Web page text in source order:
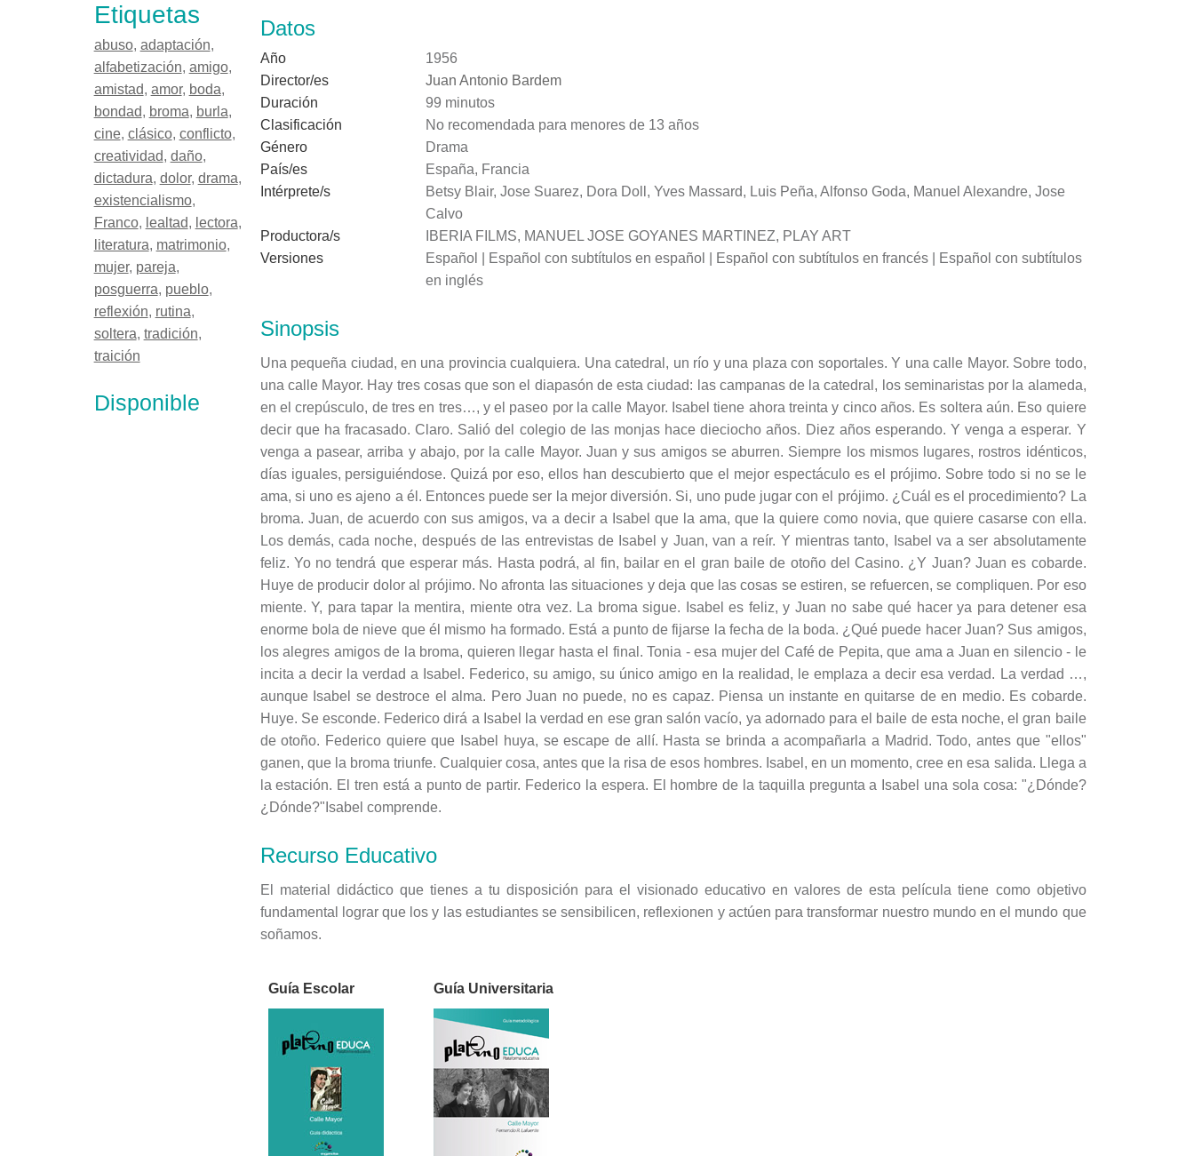
Etiquetas
abuso, adaptación,
alfabetización, amigo,
amistad, amor, boda,
bondad, broma, burla,
cine, clásico, conflicto,
creatividad, daño,
dictadura, dolor, drama,
existencialismo,
Franco, lealtad, lectora,
literatura, matrimonio,
mujer, pareja,
posguerra, pueblo,
reflexión, rutina,
soltera, tradición,
traición
Disponible
Datos
Año
1956
Director/es
Juan Antonio Bardem
Duración
99 minutos
Clasificación
No recomendada para menores de 13 años
Género
Drama
País/es
España, Francia
Intérprete/s
Betsy Blair, Jose Suarez, Dora Doll, Yves Massard, Luis Peña, Alfonso Goda, Manuel Alexandre, Jose
Calvo
Productora/s
IBERIA FILMS, MANUEL JOSE GOYANES MARTINEZ, PLAY ART
Versiones
Español | Español con subtítulos en español | Español con subtítulos en francés | Español con subtítulos
en inglés
Sinopsis
Una pequeña ciudad, en una provincia cualquiera. Una catedral, un río y una plaza con soportales. Y una calle Mayor. Sobre todo,
una calle Mayor. Hay tres cosas que son el diapasón de esta ciudad: las campanas de la catedral, los seminaristas por la alameda,
en el crepúsculo, de tres en tres…, y el paseo por la calle Mayor. Isabel tiene ahora treinta y cinco años. Es soltera aún. Eso quiere
decir que ha fracasado. Claro. Salió del colegio de las monjas hace dieciocho años. Diez años esperando. Y venga a esperar. Y
venga a pasear, arriba y abajo, por la calle Mayor. Juan y sus amigos se aburren. Siempre los mismos lugares, rostros idénticos,
días iguales, persiguiéndose. Quizá por eso, ellos han descubierto que el mejor espectáculo es el prójimo. Sobre todo si no se le
ama, si uno es ajeno a él. Entonces puede ser la mejor diversión. Si, uno pude jugar con el prójimo. ¿Cuál es el procedimiento? La
broma. Juan, de acuerdo con sus amigos, va a decir a Isabel que la ama, que la quiere como novia, que quiere casarse con ella.
Los demás, cada noche, después de las entrevistas de Isabel y Juan, van a reír. Y mientras tanto, Isabel va a ser absolutamente
feliz. Yo no tendrá que esperar más. Hasta podrá, al fin, bailar en el gran baile de otoño del Casino. ¿Y Juan? Juan es cobarde.
Huye de producir dolor al prójimo. No afronta las situaciones y deja que las cosas se estiren, se refuercen, se compliquen. Por eso
miente. Y, para tapar la mentira, miente otra vez. La broma sigue. Isabel es feliz, y Juan no sabe qué hacer ya para detener esa
enorme bola de nieve que él mismo ha formado. Está a punto de fijarse la fecha de la boda. ¿Qué puede hacer Juan? Sus amigos,
los alegres amigos de la broma, quieren llegar hasta el final. Tonia - esa mujer del Café de Pepita, que ama a Juan en silencio - le
incita a decir la verdad a Isabel. Federico, su amigo, su único amigo en la realidad, le emplaza a decir esa verdad. La verdad …,
aunque Isabel se destroce el alma. Pero Juan no puede, no es capaz. Piensa un instante en quitarse de en medio. Es cobarde.
Huye. Se esconde. Federico dirá a Isabel la verdad en ese gran salón vacío, ya adornado para el baile de esta noche, el gran baile
de otoño. Federico quiere que Isabel huya, se escape de allí. Hasta se brinda a acompañarla a Madrid. Todo, antes que "ellos"
ganen, que la broma triunfe. Cualquier cosa, antes que la risa de esos hombres. Isabel, en un momento, cree en esa salida. Llega a
la estación. El tren está a punto de partir. Federico la espera. El hombre de la taquilla pregunta a Isabel una sola cosa: "¿Dónde?
¿Dónde?"Isabel comprende.
Recurso Educativo
El material didáctico que tienes a tu disposición para el visionado educativo en valores de esta película tiene como objetivo
fundamental lograr que los y las estudiantes se sensibilicen, reflexionen y actúen para transformar nuestro mundo en el mundo que
soñamos.
Guía Escolar Guía Universitaria